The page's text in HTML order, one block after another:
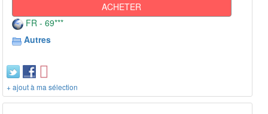
ACHETER
FR - 69***
Autres
+ ajout à ma sélection